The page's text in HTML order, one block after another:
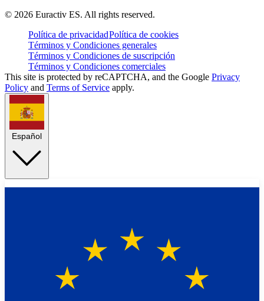
© 2026 Euractiv ES. All rights reserved.
Política de privacidadPolítica de cookies
Términos y Condiciones generales
Términos y Condiciones de suscripción
Términos y Condiciones comerciales
This site is protected by reCAPTCHA, and the Google Privacy
Policy and Terms of Service apply.
Español